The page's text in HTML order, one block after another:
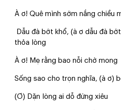
​À ơ! Quê mình sớm nắng chiều
Dẫu đà bớt khổ, (à ơ dẫu đà
thỏa lòng
​À ơ! Mẹ rằng bao nỗi chờ mong
​Sống sao cho trọn nghĩa, (à ơ)
​(Ơ) Dặn lòng ai dỗ đừng xiêu